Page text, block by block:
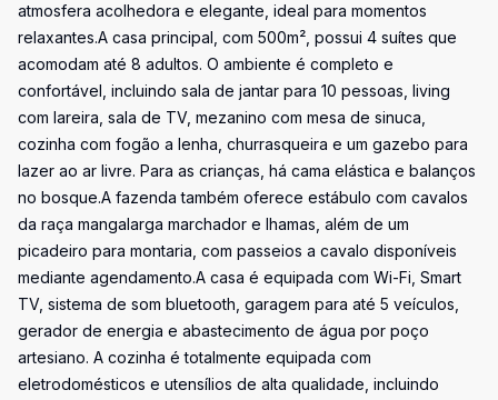
atmosfera acolhedora e elegante, ideal para momentos
relaxantes.A casa principal, com 500m², possui 4 suítes que
acomodam até 8 adultos. O ambiente é completo e
confortável, incluindo sala de jantar para 10 pessoas, living
com lareira, sala de TV, mezanino com mesa de sinuca,
cozinha com fogão a lenha, churrasqueira e um gazebo para
lazer ao ar livre. Para as crianças, há cama elástica e balanços
no bosque.A fazenda também oferece estábulo com cavalos
da raça mangalarga marchador e lhamas, além de um
picadeiro para montaria, com passeios a cavalo disponíveis
mediante agendamento.A casa é equipada com Wi-Fi, Smart
TV, sistema de som bluetooth, garagem para até 5 veículos,
gerador de energia e abastecimento de água por poço
artesiano. A cozinha é totalmente equipada com
eletrodomésticos e utensílios de alta qualidade, incluindo